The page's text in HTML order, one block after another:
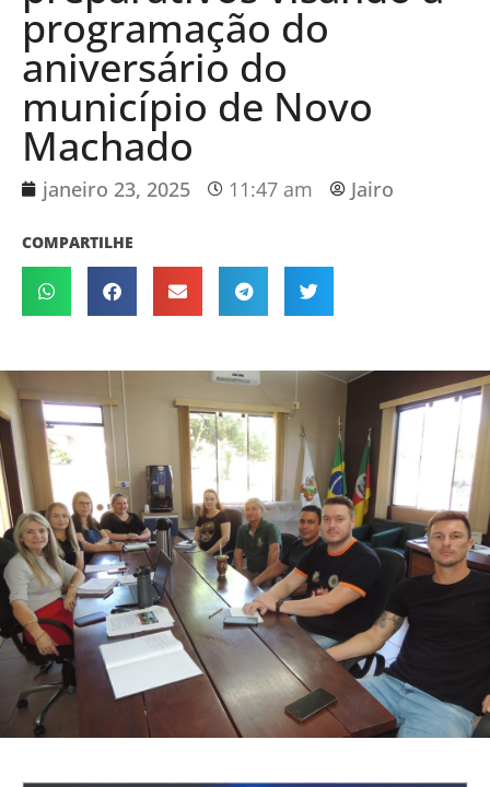
programação do
aniversário do
município de Novo
Machado
janeiro 23, 2025 11:47 am Jairo
COMPARTILHE